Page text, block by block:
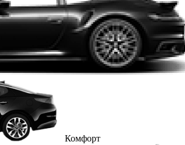
Комфорт